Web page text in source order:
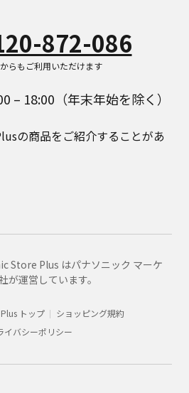
872-086
らもご利用いただけます
– 18:00（年末年始を除く）
の商品をご紹介することがあ
Store Plus はパナソニック マーケ
が運営しています。
トップ
ショッピング規約
イバシーポリシー